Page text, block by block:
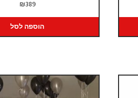
₪389
הוספה לסל